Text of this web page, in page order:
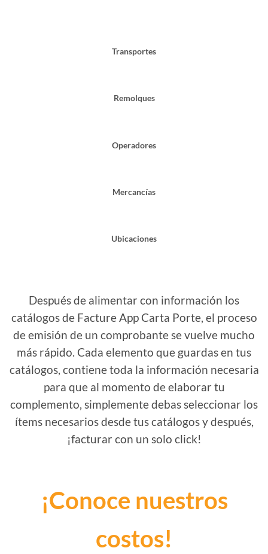
Transportes
Remolques
Operadores
Mercancías
Ubicaciones
Después de alimentar con información los
catálogos de Facture App Carta Porte, el proceso
de emisión de un comprobante se vuelve mucho
más rápido. Cada elemento que guardas en tus
catálogos, contiene toda la información necesaria
para que al momento de elaborar tu
complemento, simplemente debas seleccionar los
ítems necesarios desde tus catálogos y después,
¡facturar con un solo click!
¡Conoce nuestros
costos!